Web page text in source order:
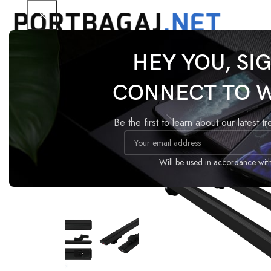
HEY YOU,
CONNECT TO
Be the first to learn about our latest
Will be used in accordance
Tavan Barı Basic Volvo XC70 2000-
-18%